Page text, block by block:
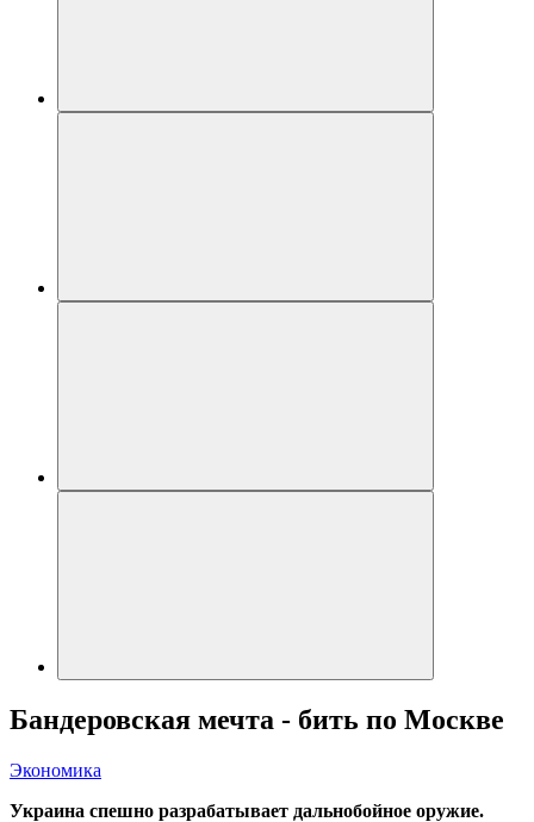
Бандеровская мечта - бить по Москве
Экономика
Украина спешно разрабатывает дальнобойное оружие.